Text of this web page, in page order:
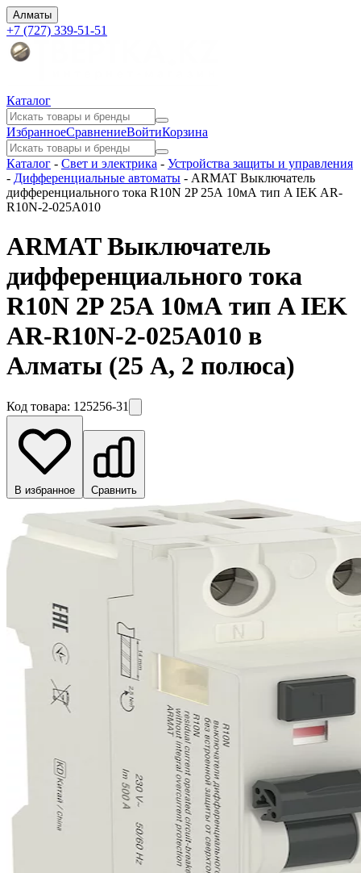
Алматы
+7 (727) 339-51-51
Каталог
ИзбранноеСравнениеВойтиКорзина
Каталог - Свет и электрика - Устройства защиты и управления
- Дифференциальные автоматы - ARMAT Выключатель
дифференциального тока R10N 2P 25А 10мА тип A IEK AR-
R10N-2-025A010
ARMAT Выключатель
дифференциального тока
R10N 2P 25А 10мА тип A IEK
AR-R10N-2-025A010 в
Алматы (25 А, 2 полюса)
Код товара: 125256-31
В избранное Сравнить